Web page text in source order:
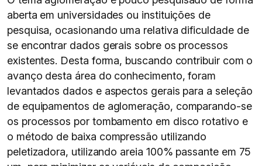
aberta em universidades ou instituições de
pesquisa, ocasionando uma relativa dificuldade de
se encontrar dados gerais sobre os processos
existentes. Desta forma, buscando contribuir com o
avanço desta área do conhecimento, foram
levantados dados e aspectos gerais para a seleção
de equipamentos de aglomeração, comparando-se
os processos por tombamento em disco rotativo e
o método de baixa compressão utilizando
peletizadora, utilizando areia 100% passante em 75